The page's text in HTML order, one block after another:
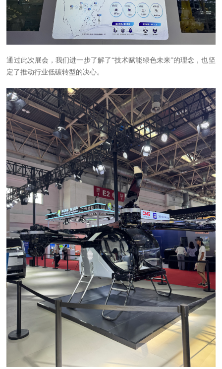
通过此次展会，我们进一步了解了“技术赋能绿色未来”的理念，也坚
定了推动行业低碳转型的决心。